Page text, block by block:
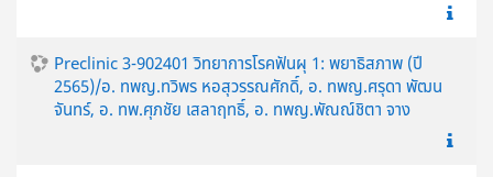
Preclinic 3-902401 วิทยาการโรคฟันผุ 1: พยาธิสภาพ (ปี
2565)/อ. ทพญ.ทวิพร หอสุวรรณศักดิ์, อ. ทพญ.ศรุดา พัฒน
จันทร์, อ. ทพ.ศุภชัย เสลาฤทธิ์, อ. ทพญ.พัณณ์ชิตา จาง